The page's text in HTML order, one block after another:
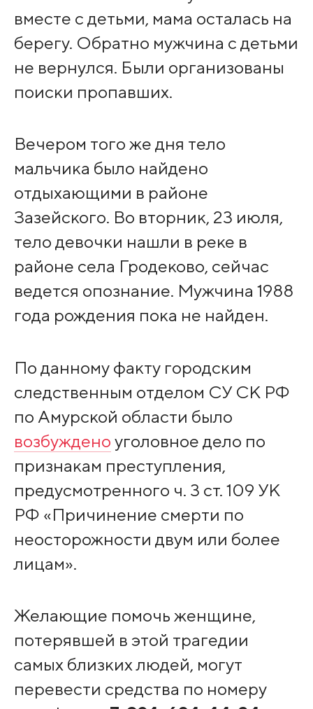
вместе с детьми, мама осталась на
берегу. Обратно мужчина с детьми
не вернулся. Были организованы
поиски пропавших.
Вечером того же дня тело
мальчика было найдено
отдыхающими в районе
Зазейского. Во вторник, 23 июля,
тело девочки нашли в реке в
районе села Гродеково, сейчас
ведется опознание. Мужчина 1988
года рождения пока не найден.
По данному факту городским
следственным отделом СУ СК РФ
по Амурской области было
возбуждено уголовное дело по
признакам преступления,
предусмотренного ч. 3 ст. 109 УК
РФ «Причинение смерти по
неосторожности двум или более
лицам».
Желающие помочь женщине,
потерявшей в этой трагедии
самых близких людей, могут
перевести средства по номеру